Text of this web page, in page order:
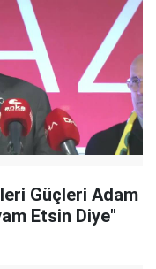
Güçleri Adam
Etsin Diye"